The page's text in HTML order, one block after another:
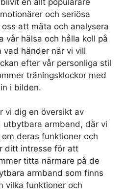
och seriösa
att mäta och analysera
vår hälsa och hålla koll på
vad händer när vi vill
efter vår personliga stil
träningsklockor med
i bilden.
vi dig en översikt av
utbytbara armband, där vi
deras funktioner och
ditt intresse för att
titta närmare på de
armband som finns
vilka funktioner och